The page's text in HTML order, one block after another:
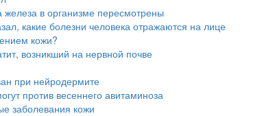
в организме пересмотрены
какие болезни человека отражаются на лице
кожи?
возникший на нервной почве
при нейродермите
против весеннего авитаминоза
заболевания кожи